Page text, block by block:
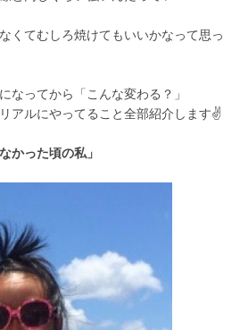
くてむしろ焼けてもいいかなって思っ
なってから「こんな変わる？」
アルにやってること全部紹介します✌️
かった頃の私」